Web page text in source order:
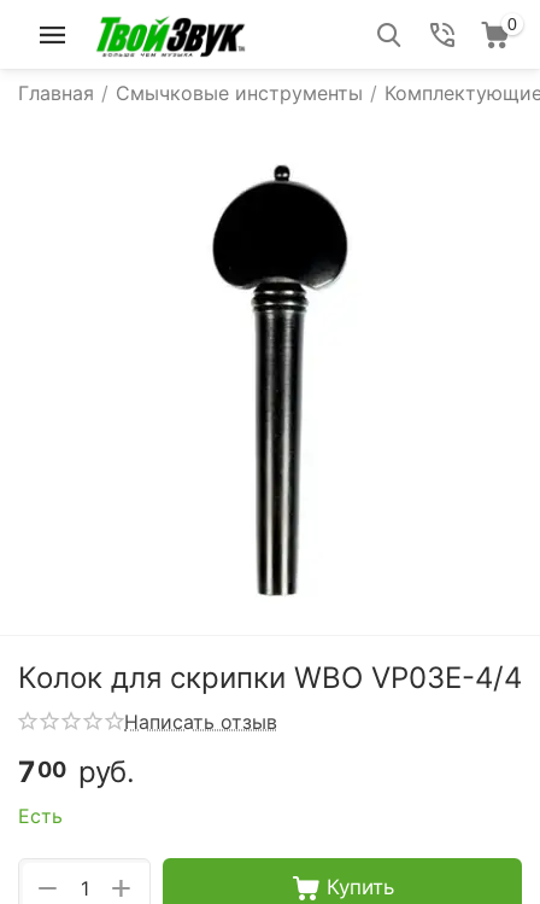
0
Главная / Смычковые инструменты /
Колок для скрипки WBO VP03E-4/4
Написать отзыв
700 руб.
Есть
+
− Купить